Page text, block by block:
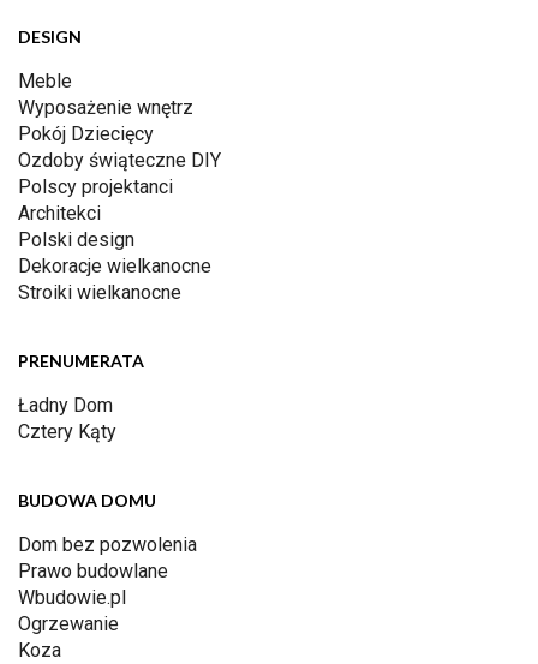
DESIGN
Meble
Wyposażenie wnętrz
Pokój Dziecięcy
Ozdoby świąteczne DIY
Polscy projektanci
Architekci
Polski design
Dekoracje wielkanocne
Stroiki wielkanocne
PRENUMERATA
Ładny Dom
Cztery Kąty
BUDOWA DOMU
Dom bez pozwolenia
Prawo budowlane
Wbudowie.pl
Ogrzewanie
Koza